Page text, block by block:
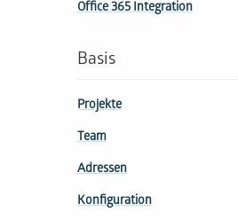
Office 365 Integration
Basis
Projekte
Team
Adressen
Konfiguration